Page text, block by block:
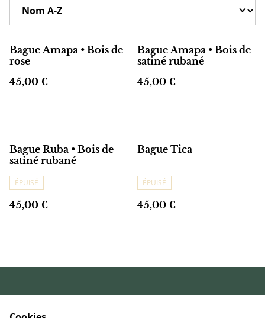
Bague Amapa • Bois de
rose
45,00 €
Bague Amapa • Bois de
satiné rubané
45,00 €
Bague Ruba • Bois de
satiné rubané
ÉPUISÉ
45,00 €
Bague Tica
ÉPUISÉ
45,00 €
générales de vente